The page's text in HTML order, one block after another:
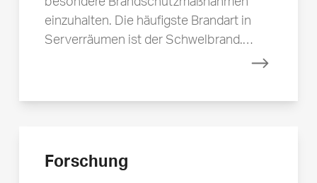
einzuhalten. Die häufigste Brandart in
Serverräumen ist der Schwelbrand.…
Mehr
Forschung